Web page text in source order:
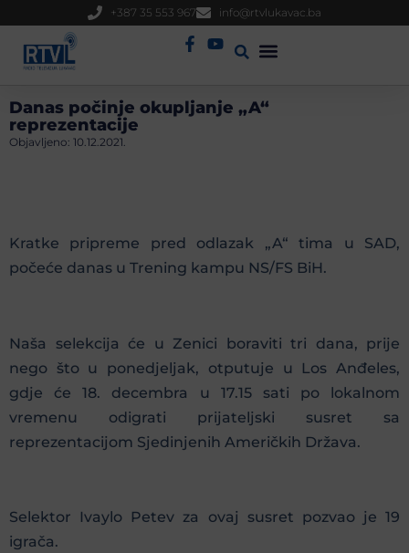
+387 35 553 967 info@rtvlukavac.ba
Danas počinje okupljanje „A“
reprezentacije
Objavljeno: 10.12.2021.
Kratke pripreme pred odlazak „A“ tima u SAD,
počeće danas u Trening kampu NS/FS BiH.
Naša selekcija će u Zenici boraviti tri dana, prije
nego što u ponedjeljak, otputuje u Los Anđeles,
gdje će 18. decembra u 17.15 sati po lokalnom
vremenu odigrati prijateljski susret sa
reprezentacijom Sjedinjenih Američkih Država.
Selektor Ivaylo Petev za ovaj susret pozvao je 19
igrača.